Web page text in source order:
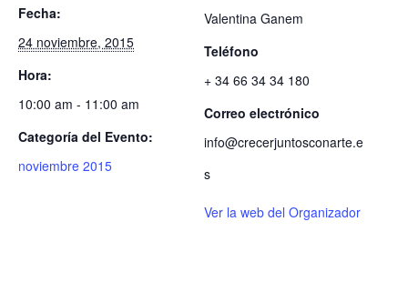
Fecha:
24 noviembre, 2015
Hora:
10:00 am - 11:00 am
Categoría del Evento:
noviembre 2015
Valentina Ganem
Teléfono
+ 34 66 34 34 180
Correo electrónico
info@crecerjuntosconarte.e
s
Ver la web del Organizador